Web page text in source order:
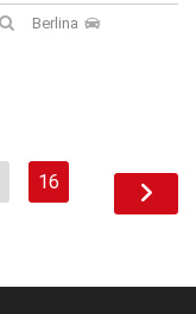
Berlina
16